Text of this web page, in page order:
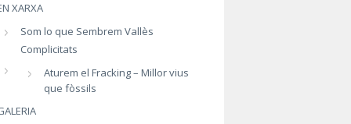
XARXA
Som lo que Sembrem Vallès
Complicitats
Aturem el Fracking – Millor vius
que fòssils